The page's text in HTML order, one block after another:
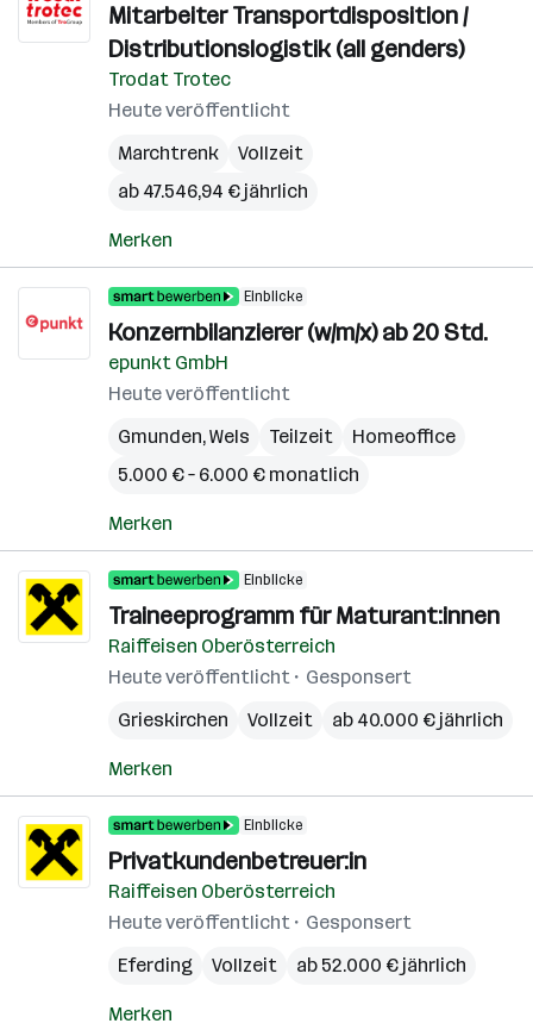
Mitarbeiter Transportdisposition /
Distributionslogistik (all genders)
Trodat Trotec
Heute veröffentlicht
Marchtrenk
Vollzeit
ab 47.546,94 € jährlich
Merken
Einblicke
Konzernbilanzierer (w/m/x) ab 20 Std.
epunkt GmbH
Heute veröffentlicht
Gmunden,Wels Teilzeit
Homeoffice
5.000 € – 6.000 € monatlich
Merken
Einblicke
Traineeprogramm für Maturant:innen
Raiffeisen Oberösterreich
Heute veröffentlicht
Gesponsert
Grieskirchen
Vollzeit ab 40.000 € jährlich
Merken
Einblicke
Privatkundenbetreuer:in
Raiffeisen Oberösterreich
Heute veröffentlicht
Gesponsert
Eferding
Vollzeit ab 52.000 € jährlich
Merken